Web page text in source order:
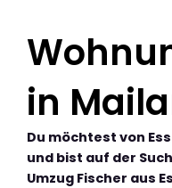
in
Du möchtest von
und bist auf der
Umzug Fischer aus